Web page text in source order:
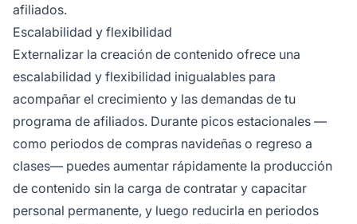
afiliados.
Escalabilidad y flexibilidad
Externalizar la creación de contenido ofrece una
escalabilidad y flexibilidad inigualables para
acompañar el crecimiento y las demandas de tu
programa de afiliados. Durante picos estacionales —
como periodos de compras navideñas o regreso a
clases— puedes aumentar rápidamente la producción
de contenido sin la carga de contratar y capacitar
personal permanente, y luego reducirla en periodos